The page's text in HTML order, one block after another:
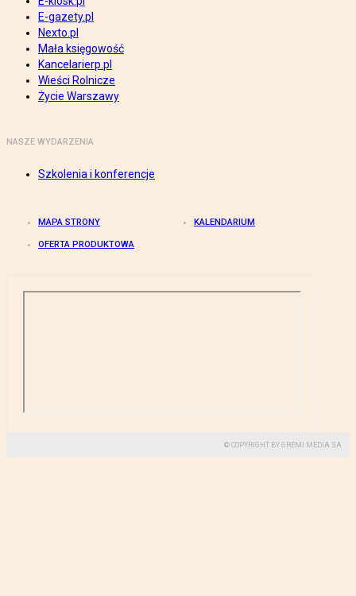
E-gazety.pl
Nexto.pl
Mała księgowość
Kancelarierp.pl
Wieści Rolnicze
Życie Warszawy
NASZE WYDARZENIA
Szkolenia i konferencje
MAPA STRONY KALENDARIUM
OFERTA PRODUKTOWA
© COPYRIGHT BY GREMI MEDIA SA